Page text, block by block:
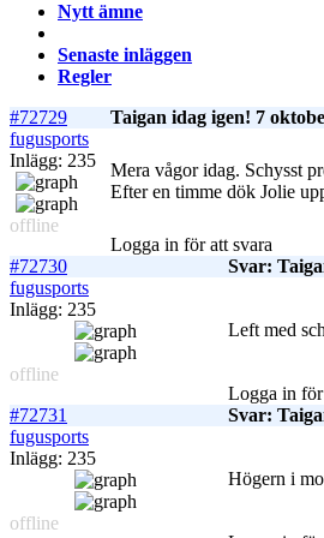
Nytt ämne
Senaste inläggen
Regler
#72729
Taigan idag igen! 7
fugusports
Inlägg: 235
offline
Mera vågor idag. Schysst
Efter en timme dök Jolie
Logga in för att svara
#72730
Svar:
fugusports
Inlägg: 235
offline
Left med
Logga in för
#72731
Svar:
fugusports
Inlägg: 235
offline
Högern i